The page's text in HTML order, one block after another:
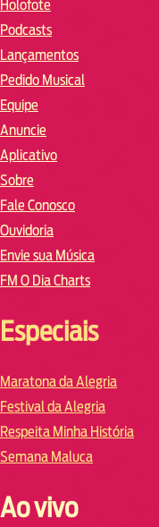
Holofote
Podcasts
Lançamentos
Pedido Musical
Equipe
Anuncie
Aplicativo
Sobre
Fale Conosco
Ouvidoria
Envie sua Música
FM O Dia Charts
Especiais
Maratona da Alegria
Festival da Alegria
Respeita Minha História
Semana Maluca
Ao vivo